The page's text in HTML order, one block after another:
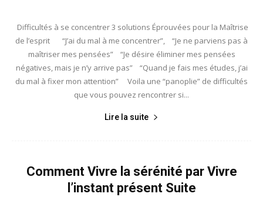
Difficultés à se concentrer 3 solutions Éprouvées pour la Maîtrise
de l’esprit “J’ai du mal à me concentrer”, “Je ne parviens pas à
maîtriser mes pensées” “Je désire éliminer mes pensées
négatives, mais je n’y arrive pas” “Quand je fais mes études, j’ai
du mal à fixer mon attention” Voila une “panoplie” de difficultés
que vous pouvez rencontrer si...
Lire la suite
Comment Vivre la sérénité par Vivre
l’instant présent Suite